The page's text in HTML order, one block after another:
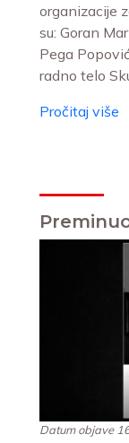
organizacije
su: Goran
Pega
radno telo
Pročitaj više
Datum objave